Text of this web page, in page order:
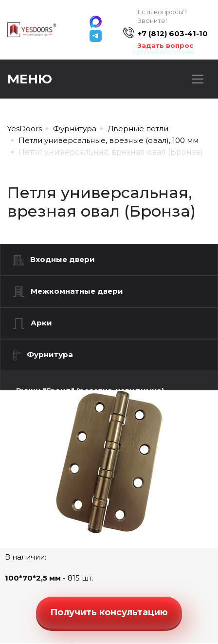
Есть вопросы?
Звоните!
+7 (812) 603-41-10
Задать вопрос
МЕНЮ
YesDoors Фурнитура
Дверные петли
Петли универсальные, врезные (овал), 100 мм
Петля универсальная, врезная овал (Бронза)
Петля универсальная,
врезная овал (Бронза)
Входные двери
Межкомнатные двери
Арки
Фурнитура
Ручки "Гранд" (розетка-невидимка)
Ручки "Люкс" (моно квадрат)
Ручки "Люкс" (моно-круг)
Ручки "Стандарт" (квадратная розетка)
Ручки "Стандарт" (круглая розетка)
Ручки "Стандарт" (фигурная розетка)
Дверные петли
Петли без врезки
Петли разъемные без врезки
Скрытые 3d-петли AGB Eclipse 3.0
Замки под цилиндр
Межкомнатные защелки
В наличии:
100*70*2,5 мм - 815 шт.
Получить консультацию